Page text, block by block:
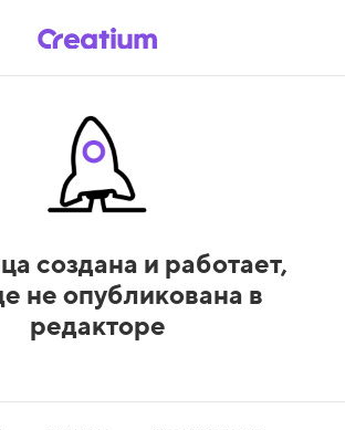
создана и работает,
не опубликована в
редакторе